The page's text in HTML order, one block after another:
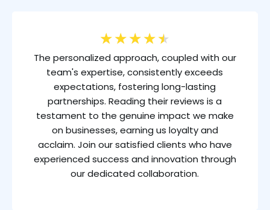
★ ★ ★ ★ ★
The personalized approach, coupled with our
team's expertise, consistently exceeds
expectations, fostering long-lasting
partnerships. Reading their reviews is a
testament to the genuine impact we make
on businesses, earning us loyalty and
acclaim. Join our satisfied clients who have
experienced success and innovation through
our dedicated collaboration.